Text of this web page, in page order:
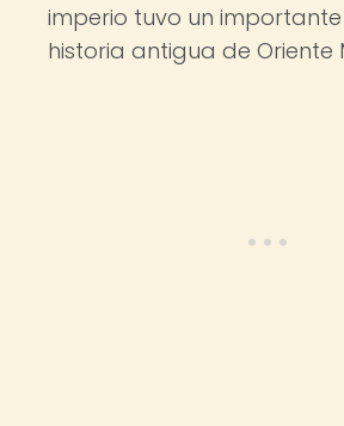
imperio tuvo un
historia antigua de Oriente